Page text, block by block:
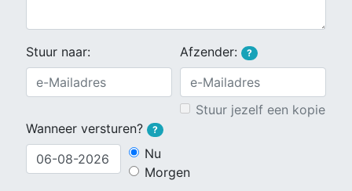
Stuur naar: Afzender: ?
Stuur jezelf een kopie
Wanneer versturen?
?
Nu
Morgen